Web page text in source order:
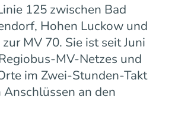
125 zwischen Bad
Hohen Luckow und
MV 70. Sie ist seit Juni
MV-Netzes und
im Zwei-Stunden-Takt
an den